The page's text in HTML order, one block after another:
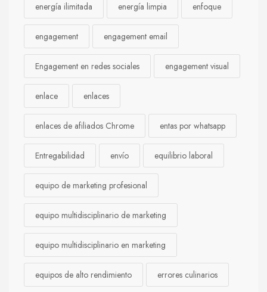
energía ilimitada energía limpia enfoque
engagement engagement email
Engagement en redes sociales engagement visual
enlace enlaces
enlaces de afiliados Chrome entas por whatsapp
Entregabilidad envío equilibrio laboral
equipo de marketing profesional
equipo multidisciplinario de marketing
equipo multidisciplinario en marketing
equipos de alto rendimiento errores culinarios